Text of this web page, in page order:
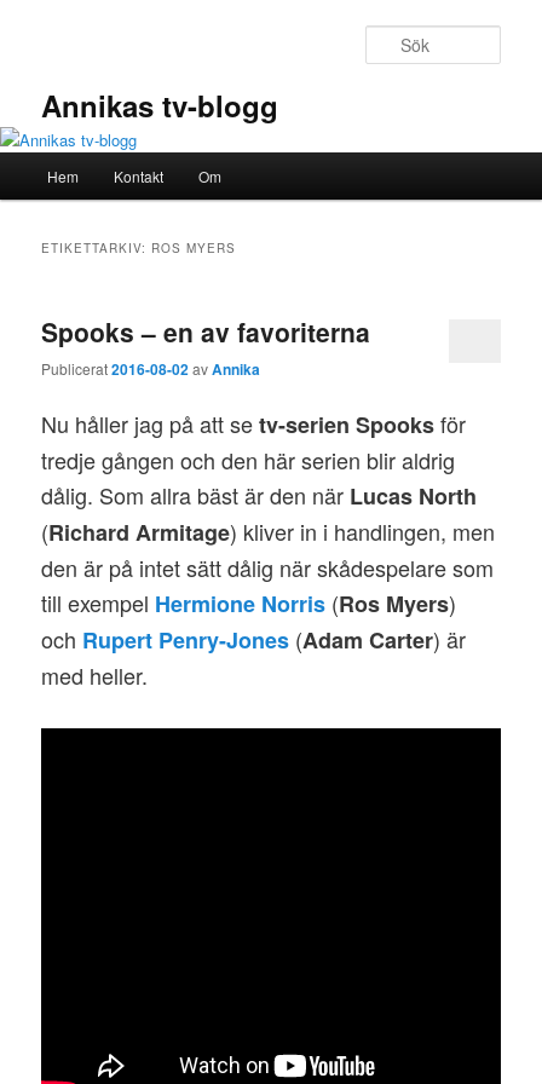
Annikas tv-blogg
Hem Kontakt Om
ETIKETTARKIV: ROS MYERS
Spooks – en av favoriterna
Publicerat2016-08-02avAnnika
Nu håller jag på att setv-serien Spooksför
tredje gången och den här serien blir aldrig
dålig. Som allra bäst är den när Lucas North
(Richard Armitage) kliver in i handlingen, men
den är på intet sätt dålig när skådespelare som
till exempel Hermione Norris (Ros Myers)
och Rupert Penry-Jones (Adam Carter) är
med heller.